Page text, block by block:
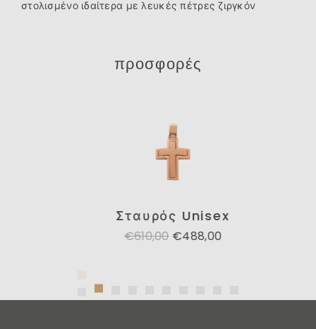
στολισμένο ιδαίτερα με λευκές πέτρες ζιργκόν
προσφορές
Σταυρός Unisex
€610,00€488,00